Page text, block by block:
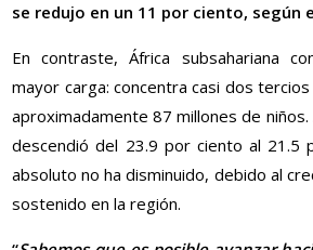
se redujo en un 11 por ciento, según
En contraste, África subsahariana
mayor carga: concentra casi dos
aproximadamente 87 millones de niños.
descendió del 23.9 por ciento al 21.5
absoluto no ha disminuido, debido al
sostenido en la región.